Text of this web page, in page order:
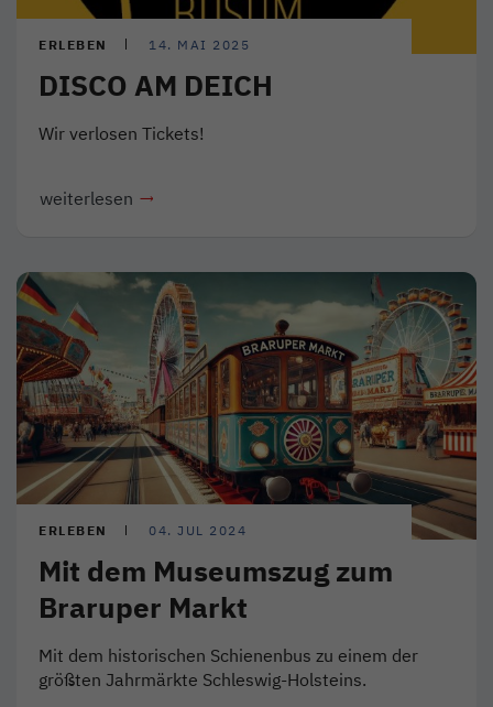
ERLEBEN 14. MAI 2025
DISCO AM DEICH
Wir verlosen Tickets!
weiterlesen
ERLEBEN 04. JUL 2024
Mit dem Museumszug zum
Braruper Markt
Mit dem historischen Schienenbus zu einem der
größten Jahrmärkte Schleswig-Holsteins.